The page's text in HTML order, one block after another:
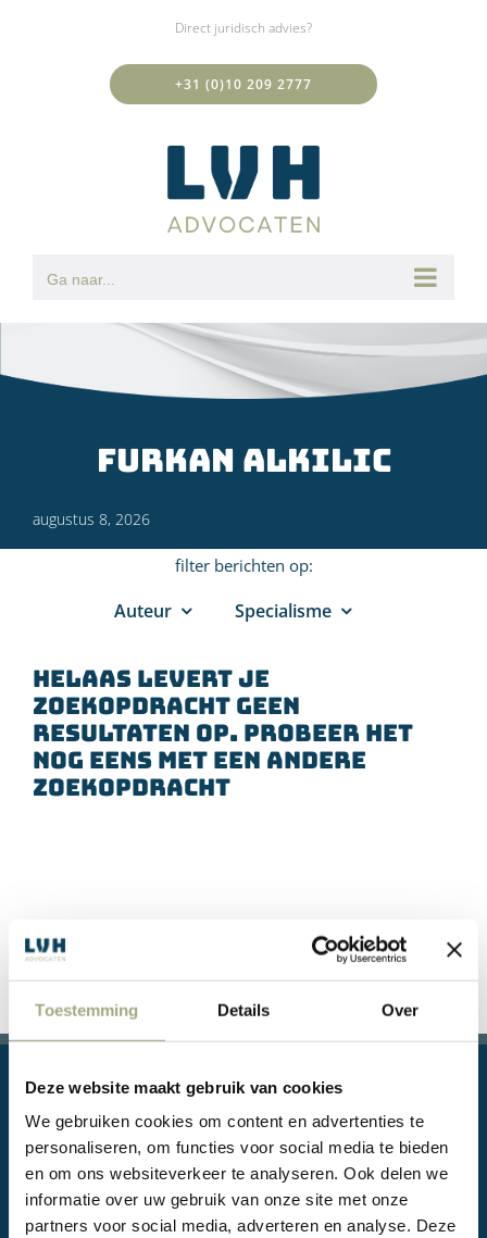
Toestemming Details Over
Deze website maakt gebruik van cookies
We gebruiken cookies om content en advertenties te
personaliseren, om functies voor social media te bieden
en om ons websiteverkeer te analyseren. Ook delen we
informatie over uw gebruik van onze site met onze
partners voor social media, adverteren en analyse. Deze
Direct juridisch advies?
+31 (0)10 209 2777
Ga naar...
Furkan Alkilic
augustus 8, 2026
filter berichten op:
Auteur Specialisme
Helaas levert je
zoekopdracht geen
resultaten op. Probeer het
nog eens met een andere
zoekopdracht
Juridische vragen, of zelfs conflicten, zijn onderdeel van het
zaken doen. Volgens LVH is dat niet iets om voor te vrezen